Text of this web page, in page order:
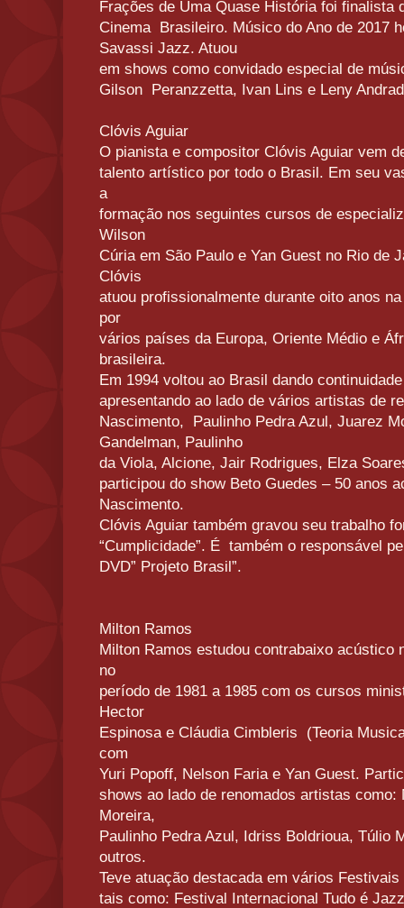
Frações de Uma Quase História foi finalista
Cinema Brasileiro. Músico do Ano de 2017
Savassi Jazz. Atuou
em shows como convidado especial de
Gilson Peranzzetta, Ivan Lins e Leny
Clóvis Aguiar
O pianista e compositor Clóvis Aguiar vem
talento artístico por todo o Brasil. Em seu
a
formação nos seguintes cursos de
Wilson
Cúria em São Paulo e Yan Guest no Rio de
Clóvis
atuou profissionalmente durante oito anos
por
vários países da Europa, Oriente Médio e
brasileira.
Em 1994 voltou ao Brasil dando
apresentando ao lado de vários artistas de
Nascimento, Paulinho Pedra Azul, Juarez
Gandelman, Paulinho
da Viola, Alcione, Jair Rodrigues, Elza
participou do show Beto Guedes – 50 anos
Nascimento.
Clóvis Aguiar também gravou seu trabalho
“Cumplicidade”. É também o responsável
DVD” Projeto Brasil”.
Milton Ramos
Milton Ramos estudou contrabaixo acústico
no
período de 1981 a 1985 com os cursos
Hector
Espinosa e Cláudia Cimbleris (Teoria
com
Yuri Popoff, Nelson Faria e Yan Guest.
shows ao lado de renomados artistas
Moreira,
Paulinho Pedra Azul, Idriss Boldrioua, Túlio
outros.
Teve atuação destacada em vários
tais como: Festival Internacional Tudo é